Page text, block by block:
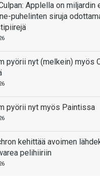
Applella on miljardin
puhelinten siruja
pyörii nyt (melkein) myös
pyörii nyt myös Paintissa
kehittää avoimen
pelihiiriin